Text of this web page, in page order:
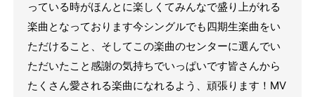
っている時がほんとに楽しくてみんなで盛り上がれる
楽曲となっております今シングルでも四期生楽曲をい
ただけること、そしてこの楽曲のセンターに選んでい
ただいたこと感謝の気持ちでいっぱいです皆さんから
たくさん愛される楽曲になれるよう、頑張ります！ MV